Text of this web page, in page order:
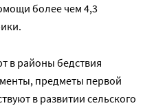
более чем 4,3
в районы бедствия
предметы первой
в развитии сельского